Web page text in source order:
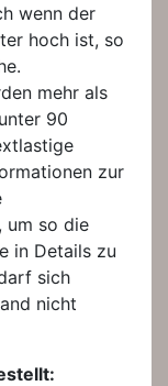
wenn der
hoch ist, so
mehr als
90
zur
um so die
in Details zu
sich
nicht